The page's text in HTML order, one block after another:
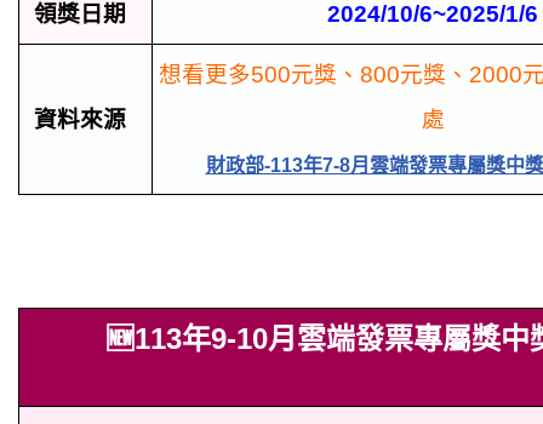
領獎日期 2024/10/6~2025/1/6
資料來源
想看更多500元獎、800元獎、2000
處
財政部-113年7-8月雲端發票專屬獎中
🆕113年9-10月雲端發票專屬獎中